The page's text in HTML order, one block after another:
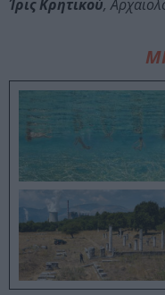
Ίρις Κρητικού,